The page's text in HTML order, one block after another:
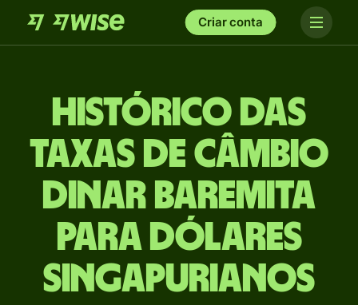
Criar conta
Histórico das
taxas de câmbio
Dinar baremita
para Dólares
singapurianos